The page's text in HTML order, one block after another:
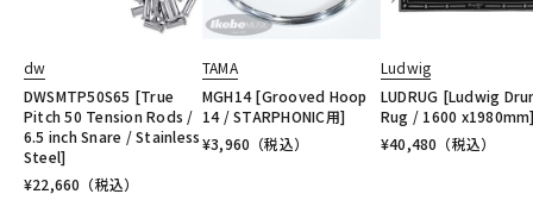
dw
DWSMTP50S65 [True
Pitch 50 Tension Rods /
6.5 inch Snare / Stainless
Steel]
¥22,660 （税込）
TAMA
MGH14 [Grooved Hoop
14 / STARPHONIC用]
¥3,960 （税込）
Ludwig
LUDRUG [Ludwig
Rug / 1600
¥40,480 （税込）